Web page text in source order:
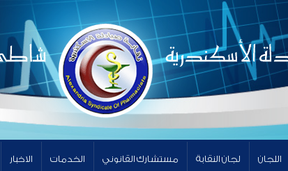
اللجان لجان النقابة مستشارك القانوني الخدمات الاخبار